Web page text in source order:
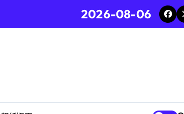
2026-08-06